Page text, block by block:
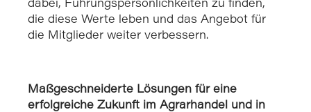
dabei, Führungspersönlichkeiten zu finden,
die diese Werte leben und das Angebot für
die Mitglieder weiter verbessern.
Maßgeschneiderte Lösungen für eine
erfolgreiche Zukunft im Agrarhandel und in